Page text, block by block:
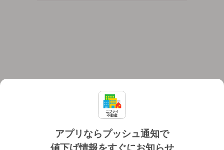
アプリならプッシュ通知で
値下げ情報をすぐにお知らせ